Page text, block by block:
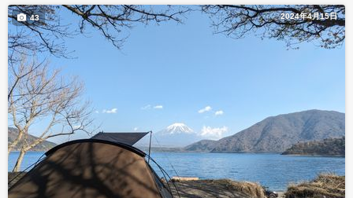
2024年4月15日
43